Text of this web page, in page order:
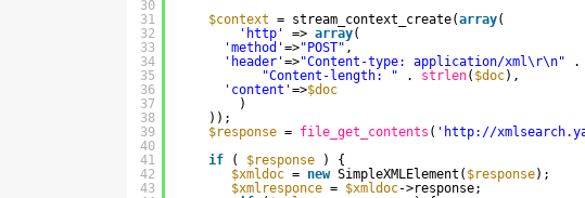
30
31
32
33
34
35
36
37
38
39
40
41
42
43
$context = stream_context_create(array(
'http'
=> array(
'method'=>"POST" ,
'header'=>"Content-type: application/xml\r\n"
.
"Content-length: "
. strlen( $doc),
'content'=>$doc
)
));
$response = file_get_contents ( 'http://
if
( $response
) {
$xmldoc = new SimpleXMLElement( $response);
$xmlresponce = $xmldoc->response;